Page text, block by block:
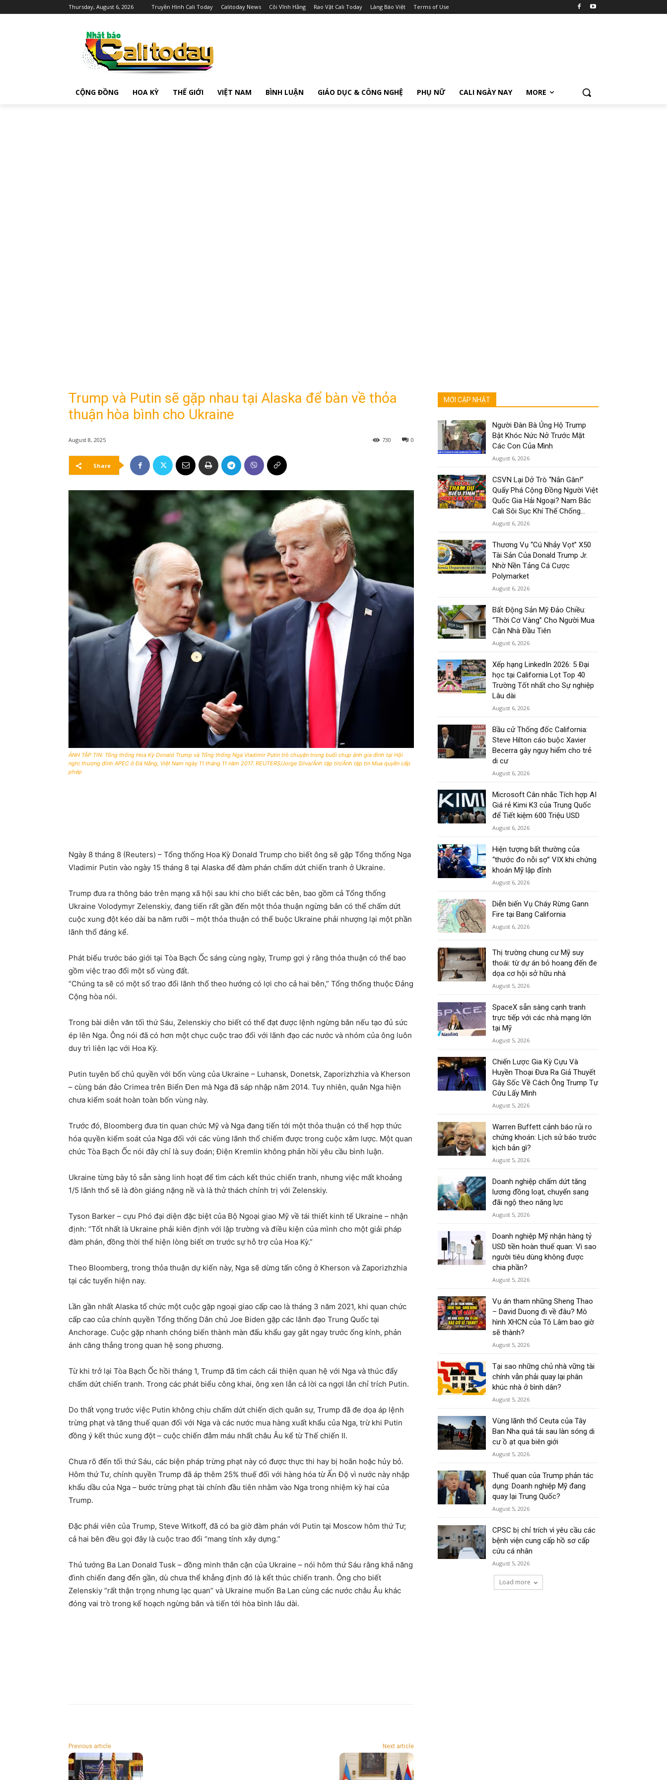
Thursday, August 6, 2026 Truyền Hình Cali Today Calitoday News Cõi Vĩnh Hằng Rao Vặt Cali Today Làng Báo Việt Terms of Use
CỘNG ĐỒNG HOA KỲ THẾ GIỚI VIỆT NAM BÌNH LUẬN GIÁO DỤC & CÔNG NGHỆ PHỤ NỮ CALI NGÀY NAY MORE
Trump và Putin sẽ gặp nhau tại Alaska để bàn về thỏa
thuận hòa bình cho Ukraine
August 8, 2025 0
730
Share
ẢNH TẬP TIN: Tổng thống Hoa Kỳ Donald Trump và Tổng thống Nga Vladimir Putin trò chuyện trong buổi chụp ảnh gia đình tại Hội
nghị thượng đỉnh APEC ở Đà Nẵng, Việt Nam ngày 11 tháng 11 năm 2017. REUTERS/Jorge Silva/Ảnh tập tin/Ảnh tập tin Mua quyền cấp
phép
Ngày 8 tháng 8 (Reuters) – Tổng thống Hoa Kỳ Donald Trump cho biết ông sẽ gặp Tổng thống Nga
Vladimir Putin vào ngày 15 tháng 8 tại Alaska để đàm phán chấm dứt chiến tranh ở Ukraine.
Trump đưa ra thông báo trên mạng xã hội sau khi cho biết các bên, bao gồm cả Tổng thống
Ukraine Volodymyr Zelenskiy, đang tiến rất gần đến một thỏa thuận ngừng bắn có thể chấm dứt
cuộc xung đột kéo dài ba năm rưỡi – một thỏa thuận có thể buộc Ukraine phải nhượng lại một phần
lãnh thổ đáng kể.
Phát biểu trước báo giới tại Tòa Bạch Ốc sáng cùng ngày, Trump gợi ý rằng thỏa thuận có thể bao
gồm việc trao đổi một số vùng đất.
“Chúng ta sẽ có một số trao đổi lãnh thổ theo hướng có lợi cho cả hai bên,” Tổng thống thuộc Đảng
Cộng hòa nói.
Trong bài diễn văn tối thứ Sáu, Zelenskiy cho biết có thể đạt được lệnh ngừng bắn nếu tạo đủ sức
ép lên Nga. Ông nói đã có hơn một chục cuộc trao đổi với lãnh đạo các nước và nhóm của ông luôn
duy trì liên lạc với Hoa Kỳ.
Putin tuyên bố chủ quyền với bốn vùng của Ukraine – Luhansk, Donetsk, Zaporizhzhia và Kherson
– cùng bán đảo Crimea trên Biển Đen mà Nga đã sáp nhập năm 2014. Tuy nhiên, quân Nga hiện
chưa kiểm soát hoàn toàn bốn vùng này.
Trước đó, Bloomberg đưa tin quan chức Mỹ và Nga đang tiến tới một thỏa thuận có thể hợp thức
hóa quyền kiểm soát của Nga đối với các vùng lãnh thổ chiếm được trong cuộc xâm lược. Một quan
chức Tòa Bạch Ốc nói đây chỉ là suy đoán; Điện Kremlin không phản hồi yêu cầu bình luận.
Ukraine từng bày tỏ sẵn sàng linh hoạt để tìm cách kết thúc chiến tranh, nhưng việc mất khoảng
1/5 lãnh thổ sẽ là đòn giáng nặng nề và là thử thách chính trị với Zelenskiy.
Tyson Barker – cựu Phó đại diện đặc biệt của Bộ Ngoại giao Mỹ về tái thiết kinh tế Ukraine – nhận
định: “Tốt nhất là Ukraine phải kiên định với lập trường và điều kiện của mình cho một giải pháp
đàm phán, đồng thời thể hiện lòng biết ơn trước sự hỗ trợ của Hoa Kỳ.”
Theo Bloomberg, trong thỏa thuận dự kiến này, Nga sẽ dừng tấn công ở Kherson và Zaporizhzhia
tại các tuyến hiện nay.
Lần gần nhất Alaska tổ chức một cuộc gặp ngoại giao cấp cao là tháng 3 năm 2021, khi quan chức
cấp cao của chính quyền Tổng thống Dân chủ Joe Biden gặp các lãnh đạo Trung Quốc tại
Anchorage. Cuộc gặp nhanh chóng biến thành màn đấu khẩu gay gắt ngay trước ống kính, phản
ánh căng thẳng trong quan hệ song phương.
Từ khi trở lại Tòa Bạch Ốc hồi tháng 1, Trump đã tìm cách cải thiện quan hệ với Nga và thúc đẩy
chấm dứt chiến tranh. Trong các phát biểu công khai, ông xen lẫn cả lời ca ngợi lẫn chỉ trích Putin.
Do thất vọng trước việc Putin không chịu chấm dứt chiến dịch quân sự, Trump đã đe dọa áp lệnh
trừng phạt và tăng thuế quan đối với Nga và các nước mua hàng xuất khẩu của Nga, trừ khi Putin
đồng ý kết thúc xung đột – cuộc chiến đẫm máu nhất châu Âu kể từ Thế chiến II.
Chưa rõ đến tối thứ Sáu, các biện pháp trừng phạt này có được thực thi hay bị hoãn hoặc hủy bỏ.
Hôm thứ Tư, chính quyền Trump đã áp thêm 25% thuế đối với hàng hóa từ Ấn Độ vì nước này nhập
khẩu dầu của Nga – bước trừng phạt tài chính đầu tiên nhằm vào Nga trong nhiệm kỳ hai của
Trump.
Đặc phái viên của Trump, Steve Witkoff, đã có ba giờ đàm phán với Putin tại Moscow hôm thứ Tư;
cả hai bên đều gọi đây là cuộc trao đổi “mang tính xây dựng.”
Thủ tướng Ba Lan Donald Tusk – đồng minh thân cận của Ukraine – nói hôm thứ Sáu rằng khả năng
đình chiến đang đến gần, dù chưa thể khẳng định đó là kết thúc chiến tranh. Ông cho biết
Zelenskiy “rất thận trọng nhưng lạc quan” và Ukraine muốn Ba Lan cùng các nước châu Âu khác
đóng vai trò trong kế hoạch ngừng bắn và tiến tới hòa bình lâu dài.
Previous article Next article
MỚI CẬP NHẬT
Người Đàn Bà Ủng Hộ Trump
Bật Khóc Nức Nở Trước Mặt
Các Con Của Mình
August 6, 2026
CSVN Lại Dở Trò “Nắn Gân!”
Quấy Phá Cộng Đồng Người Việt
Quốc Gia Hải Ngoại? Nam Bắc
Cali Sôi Sục Khí Thế Chống...
August 6, 2026
Thương Vụ “Cú Nhảy Vọt” X50
Tài Sản Của Donald Trump Jr.
Nhờ Nền Tảng Cá Cược
Polymarket
August 6, 2026
Bất Động Sản Mỹ Đảo Chiều:
“Thời Cơ Vàng” Cho Người Mua
Căn Nhà Đầu Tiên
August 6, 2026
Xếp hạng LinkedIn 2026: 5 Đại
học tại California Lọt Top 40
Trường Tốt nhất cho Sự nghiệp
Lâu dài
August 6, 2026
Bầu cử Thống đốc California:
Steve Hilton cáo buộc Xavier
Becerra gây nguy hiểm cho trẻ
di cư
August 6, 2026
Microsoft Cân nhắc Tích hợp AI
Giá rẻ Kimi K3 của Trung Quốc
để Tiết kiệm 600 Triệu USD
August 6, 2026
Hiện tượng bất thường của
“thước đo nỗi sợ” VIX khi chứng
khoán Mỹ lập đỉnh
August 6, 2026
Diễn biến Vụ Cháy Rừng Gann
Fire tại Bang California
August 6, 2026
Thị trường chung cư Mỹ suy
thoái: từ dự án bỏ hoang đến đe
dọa cơ hội sở hữu nhà
August 5, 2026
SpaceX sẵn sàng cạnh tranh
trực tiếp với các nhà mạng lớn
tại Mỹ
August 5, 2026
Chiến Lược Gia Kỳ Cựu Và
Huyền Thoại Đưa Ra Giả Thuyết
Gây Sốc Về Cách Ông Trump Tự
Cứu Lấy Mình
August 5, 2026
Warren Buffett cảnh báo rủi ro
chứng khoán: Lịch sử báo trước
kịch bản gì?
August 5, 2026
Doanh nghiệp chấm dứt tăng
lương đồng loạt, chuyển sang
đãi ngộ theo năng lực
August 5, 2026
Doanh nghiệp Mỹ nhận hàng tỷ
USD tiền hoàn thuế quan: Vì sao
người tiêu dùng không được
chia phần?
August 5, 2026
Vụ án tham nhũng Sheng Thao
– David Duong đi về đâu? Mô
hình XHCN của Tô Lâm bao giờ
sẽ thành?
August 5, 2026
Tại sao những chủ nhà vững tài
chính vẫn phải quay lại phân
khúc nhà ở bình dân?
August 5, 2026
Vùng lãnh thổ Ceuta của Tây
Ban Nha quá tải sau làn sóng di
cư ồ ạt qua biên giới
August 5, 2026
Thuế quan của Trump phản tác
dụng: Doanh nghiệp Mỹ đang
quay lại Trung Quốc?
August 5, 2026
CPSC bị chỉ trích vì yêu cầu các
bệnh viện cung cấp hồ sơ cấp
cứu cá nhân
August 5, 2026
Load more